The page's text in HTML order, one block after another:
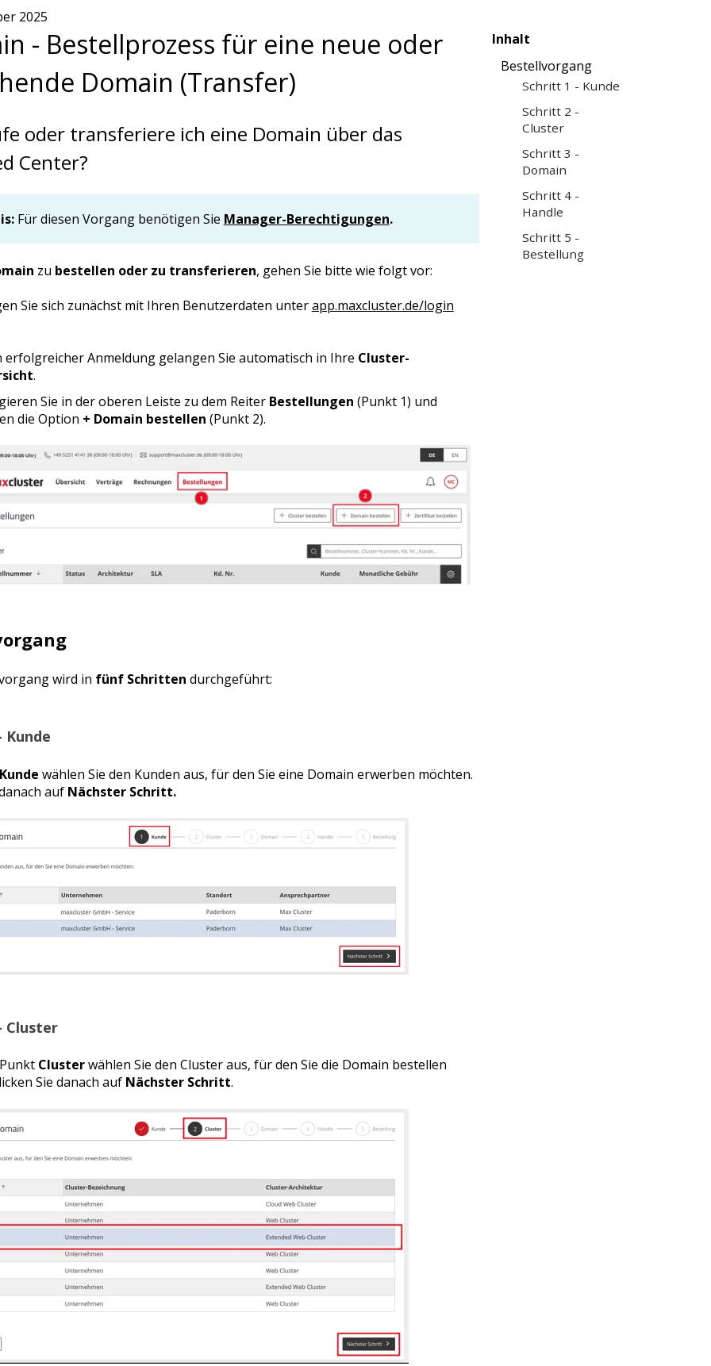
2025
- Bestellprozess für eine neue oder
Domain (Transfer)
oder transferiere ich eine Domain über das
Center?
Für diesen Vorgang benötigen Sie Manager-Berechtigungen.
zu bestellen oder zu transferieren, gehen Sie bitte wie folgt vor:
Sie sich zunächst mit Ihren Benutzerdaten unterapp.maxcluster.de/login
erfolgreicher Anmeldung gelangen Sie automatisch in Ihre Cluster-
.
Sie in der oberen Leiste zu dem Reiter Bestellungen (Punkt 1) und
die Option + Domain bestellen (Punkt 2).
wird in fünf Schritten durchgeführt:
Kunde
wählen Sie den Kunden aus, für den Sie eine Domain erwerben möchten.
auf Nächster Schritt.
Cluster
Clusterwählen Sie den Cluster aus, für den Sie die Domain bestellen
Sie danach auf Nächster Schritt.
Inhalt
Bestellvorgang
Schritt 1 - Kunde
Schritt 2 -
Cluster
Schritt 3 -
Domain
Schritt 4 -
Handle
Schritt 5 -
Bestellung